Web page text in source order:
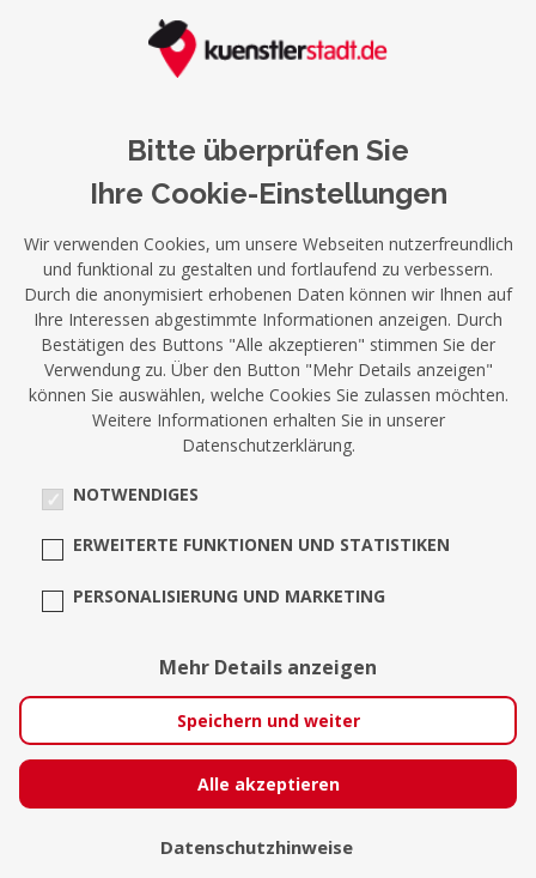
Bitte überprüfen Sie
Ihre Cookie-Einstellungen
Wir verwenden Cookies, um unsere Webseiten nutzerfreundlich
und funktional zu gestalten und fortlaufend zu verbessern.
Durch die anonymisiert erhobenen Daten können wir Ihnen auf
Ihre Interessen abgestimmte Informationen anzeigen. Durch
Bestätigen des Buttons "Alle akzeptieren" stimmen Sie der
Verwendung zu. Über den Button "Mehr Details anzeigen"
können Sie auswählen, welche Cookies Sie zulassen möchten.
Weitere Informationen erhalten Sie in unserer
Datenschutzerklärung.
NOTWENDIGES
ERWEITERTE FUNKTIONEN UND STATISTIKEN
PERSONALISIERUNG UND MARKETING
Mehr Details anzeigen
Speichern und weiter
Alle akzeptieren
Datenschutzhinweise